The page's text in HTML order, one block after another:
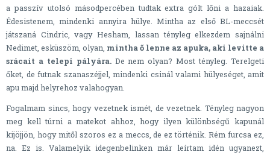
a passzív utolsó másodpercében tudtak extra gólt lőni a hazaiak.
Édesistenem, mindenki annyira hülye. Mintha az első BL-meccsét
játszaná Cindric, vagy Hesham, lassan tényleg elkezdem sajnálni
Nedimet, esküszöm, olyan, mintha ő lenne az apuka, aki levitte a
srácait a telepi pályára.De nem olyan? Most tényleg. Terelgeti
őket, de futnak szanaszéjjel, mindenki csinál valami hülyeséget, amit
apu majd helyrehoz valahogyan.
Fogalmam sincs, hogy vezetnek ismét, de vezetnek. Tényleg nagyon
meg kell túrni a matekot ahhoz, hogy ilyen különbségű kapunál
kijöjjön, hogy mitől szoros ez a meccs, de ez történik. Rém furcsa ez,
na. Ez is. Valamelyik idegenbelinken már leírtam idén ugyanezt,